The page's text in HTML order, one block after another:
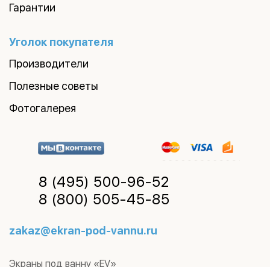
Гарантии
Уголок покупателя
Производители
Полезные советы
Фотогалерея
8 (495) 500-96-52
8 (800) 505-45-85
zakaz@ekran-pod-vannu.ru
Экраны под ванну «EV»